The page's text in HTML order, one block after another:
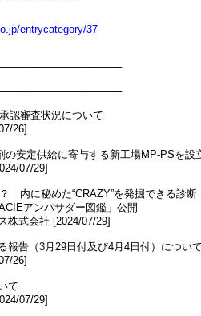
entrycategory/37
認審査状況について
26]
安定供給に寄与する新工場MP-PSを設
07/29]
内に秘めた“CRAZY”を発掘できる診断
アンバサダー図鑑」公開
式会社 [2024/07/29]
告（3月29日付及び4月4日付）につい
26]
て
07/29]